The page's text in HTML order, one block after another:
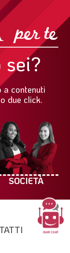
sei?
a contenuti
due click.
SOCIETÀ